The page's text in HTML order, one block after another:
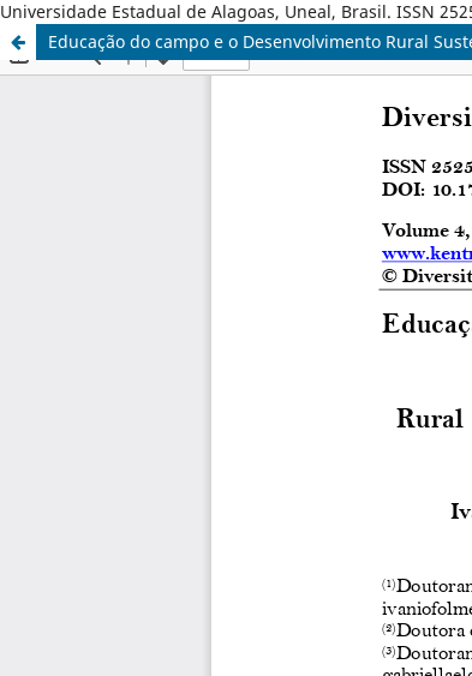
Universidade Estadual de Alagoas, Uneal, Brasil. ISSN
Educação do campo e o Desenvolvimento Rural